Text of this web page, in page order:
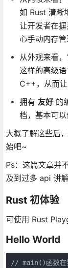
如 Rust 清晰
让开发者在
心手动内存
从外观来看
这样的高级
C++，从而让
拥有 友好的
档，基本可
大概了解这些后
始吧~
Ps：这篇文章并
及到过多 api 讲
Rust 初体验
可使用 Rust
Hello World
// main()函数在